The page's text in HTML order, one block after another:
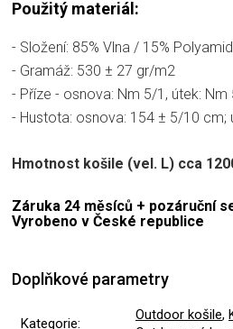
Použitý materiál:
- Složení: 85% Vlna / 15% Polyamid
- Gramáž: 530 ± 27 gr/m2
- Příze - osnova: Nm 5/1, útek: Nm
- Hustota: osnova: 154 ± 5/10 cm;
Hmotnost košile (vel. L) cca
Záruka 24 měsíců + pozáruční
Vyrobeno v České republice
Doplňkové parametry
Kategorie:
Outdoor košile,